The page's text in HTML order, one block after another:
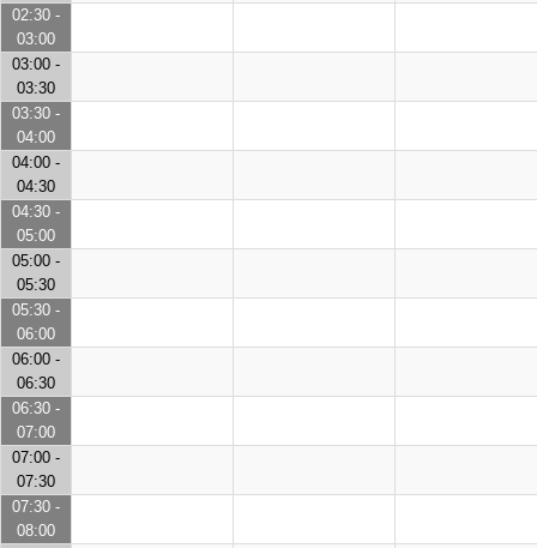
02:30 -
03:00
03:00 -
03:30
03:30 -
04:00
04:00 -
04:30
04:30 -
05:00
05:00 -
05:30
05:30 -
06:00
06:00 -
06:30
06:30 -
07:00
07:00 -
07:30
07:30 -
08:00